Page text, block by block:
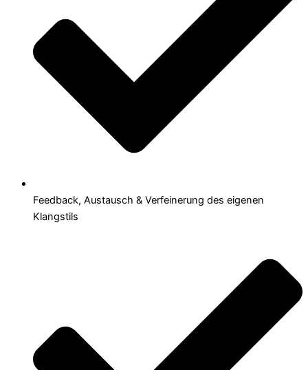
Feedback, Austausch & Verfeinerung des eigenen
Klangstils